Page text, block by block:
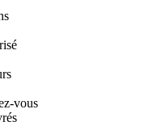
vous